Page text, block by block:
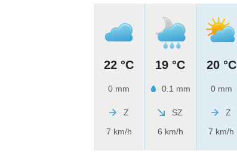
22 °C
0 mm
Z
7 km/h
19 °C
0.1 mm
SZ
6 km/h
20 °C
0 mm
Z
7 km/h